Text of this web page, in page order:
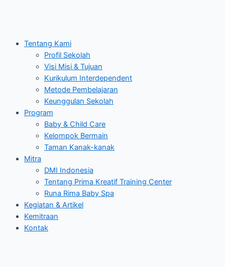
Tentang Kami
Profil Sekolah
Visi Misi & Tujuan
Kurikulum Interdependent
Metode Pembelajaran
Keunggulan Sekolah
Program
Baby & Child Care
Kelompok Bermain
Taman Kanak-kanak
Mitra
DMI Indonesia
Tentang Prima Kreatif Training Center
Runa Rima Baby Spa
Kegiatan & Artikel
Kemitraan
Kontak